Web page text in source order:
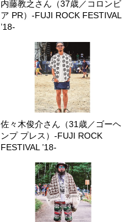
内藤教之さん（37歳／コロンビ
ア PR）-FUJI ROCK FESTIVAL
’18-
佐々木俊介さん（31歳／ゴーヘ
ンプ プレス）-FUJI ROCK
FESTIVAL ’18-